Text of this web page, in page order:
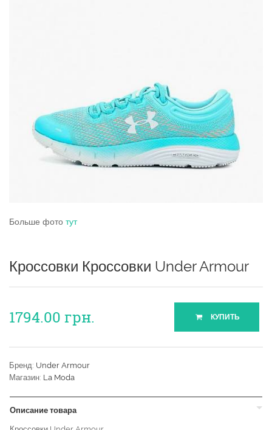
Больше фото тут
Кроссовки Кроссовки Under Armour
1794.00 грн. КУПИТЬ
Бренд: Under Armour
Магазин: La Moda
Описание товара